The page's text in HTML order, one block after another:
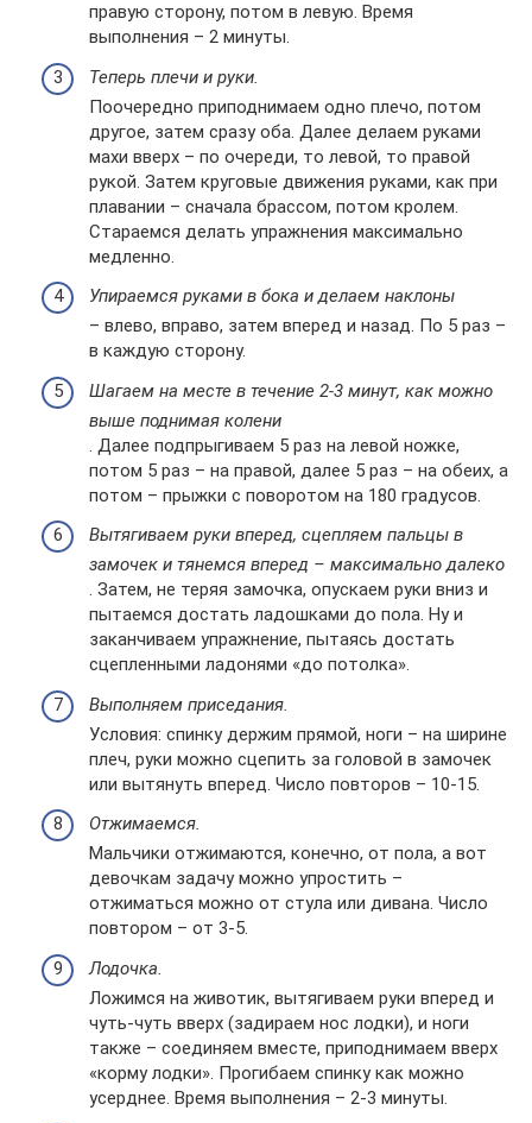
правую сторону, потом в левую. Время
выполнения – 2 минуты.
Теперь плечи и руки.
Поочередно приподнимаем одно плечо, потом
другое, затем сразу оба. Далее делаем руками
махи вверх – по очереди, то левой, то правой
рукой. Затем круговые движения руками, как при
плавании – сначала брассом, потом кролем.
Стараемся делать упражнения максимально
медленно.
Упираемся руками в бока и делаем наклоны
– влево, вправо, затем вперед и назад. По 5 раз –
в каждую сторону.
Шагаем на месте в течение 2-3 минут, как можно
выше поднимая колени
. Далее подпрыгиваем 5 раз на левой ножке,
потом 5 раз – на правой, далее 5 раз – на обеих, а
потом – прыжки с поворотом на 180 градусов.
Вытягиваем руки вперед, сцепляем пальцы в
замочек и тянемся вперед – максимально далеко
. Затем, не теряя замочка, опускаем руки вниз и
пытаемся достать ладошками до пола. Ну и
заканчиваем упражнение, пытаясь достать
сцепленными ладонями «до потолка».
Выполняем приседания.
Условия: спинку держим прямой, ноги – на ширине
плеч, руки можно сцепить за головой в замочек
или вытянуть вперед. Число повторов – 10-15.
Отжимаемся.
Мальчики отжимаются, конечно, от пола, а вот
девочкам задачу можно упростить –
отжиматься можно от стула или дивана. Число
повтором – от 3-5.
Лодочка.
Ложимся на животик, вытягиваем руки вперед и
чуть-чуть вверх (задираем нос лодки), и ноги
также – соединяем вместе, приподнимаем вверх
«корму лодки». Прогибаем спинку как можно
усерднее. Время выполнения – 2-3 минуты.